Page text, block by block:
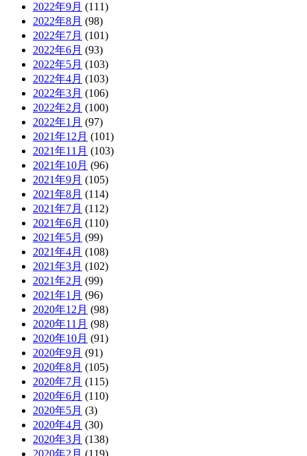
2022年9月 (111)
2022年8月 (98)
2022年7月 (101)
2022年6月 (93)
2022年5月 (103)
2022年4月 (103)
2022年3月 (106)
2022年2月 (100)
2022年1月 (97)
2021年12月 (101)
2021年11月 (103)
2021年10月 (96)
2021年9月 (105)
2021年8月 (114)
2021年7月 (112)
2021年6月 (110)
2021年5月 (99)
2021年4月 (108)
2021年3月 (102)
2021年2月 (99)
2021年1月 (96)
2020年12月 (98)
2020年11月 (98)
2020年10月 (91)
2020年9月 (91)
2020年8月 (105)
2020年7月 (115)
2020年6月 (110)
2020年5月 (3)
2020年4月 (30)
2020年3月 (138)